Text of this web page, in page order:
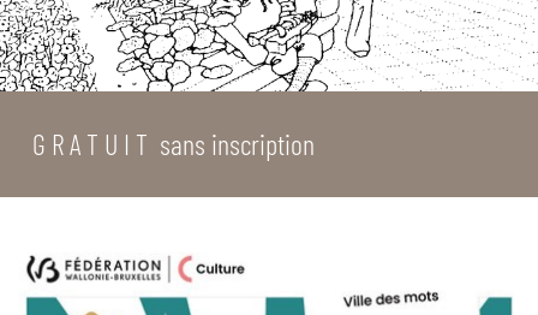
G R A T U I T sans inscription